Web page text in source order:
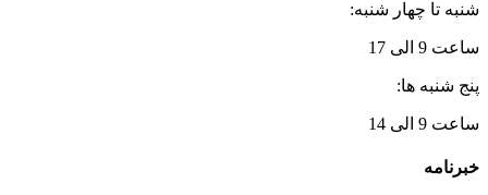
شنبه تا چهار شنبه:
ساعت 9 الی 17
پنج شنبه ها:
ساعت 9 الی 14
خبرنامه